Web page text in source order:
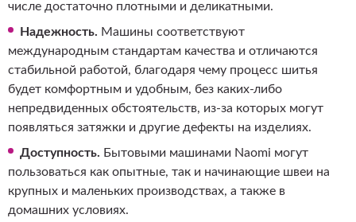
числе достаточно плотными и деликатными.
Надежность. Машины соответствуют
международным стандартам качества и отличаются
стабильной работой, благодаря чему процесс шитья
будет комфортным и удобным, без каких-либо
непредвиденных обстоятельств, из-за которых могут
появляться затяжки и другие дефекты на изделиях.
Доступность. Бытовыми машинами Naomi могут
пользоваться как опытные, так и начинающие швеи на
крупных и маленьких производствах, а также в
домашних условиях.